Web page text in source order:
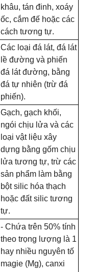
khâu, tán đinh, xoáy
ốc, cắm đế hoặc các
cách tương tự.
Các loại đá lát, đá lát
lề đường và phiến
đá lát đường, bằng
đá tự nhiên (trừ đá
phiến).
Gạch, gạch khối,
ngói chịu lửa và các
loại vật liệu xây
dựng bằng gốm chịu
lửa tương tự, trừ các
sản phẩm làm bằng
bột silic hóa thạch
hoặc đất silic tương
tự.
- Chứa trên 50% tính
theo trọng lượng là 1
hay nhiều nguyên tố
magie (Mg), canxi